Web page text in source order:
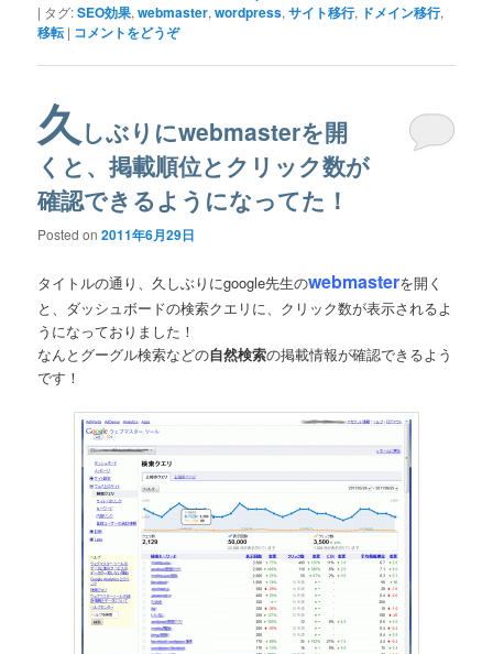
| タグ:SEO効果,webmaster,wordpress,サイト移行, ドメイン移行,
移転 | コメントをどうぞ
久しぶりにwebmasterを開
くと、掲載順位とクリック数が
確認できるようになってた！
Posted on2011年6月29日
タイトルの通り、久しぶりにgoogle先生のwebmasterを開く
と、ダッシュボードの検索クエリに、クリック数が表示されるよ
うになっておりました！
なんとグーグル検索などの自然検索の掲載情報が確認できるよう
です！